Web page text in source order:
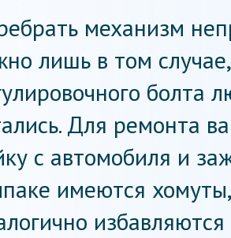
механизм
лишь в том
болта
Для ремонта
с автомобиля и
имеются